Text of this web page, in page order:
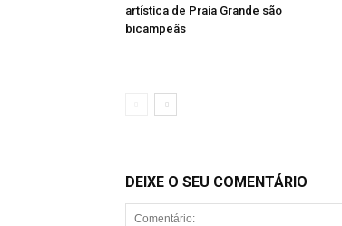
artística de Praia Grande são
bicampeãs
DEIXE O SEU COMENTÁRIO